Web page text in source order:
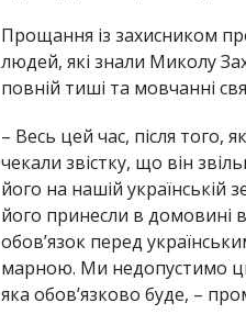
Прощання із захисником
людей, які знали Миколу
повній тиші та мовчанні
– Весь цей час, після того,
чекали звістку, що він
його на нашій українській
його принесли в домовині
обов’язок перед
марною. Ми недопустимо
яка обов’язково буде, –